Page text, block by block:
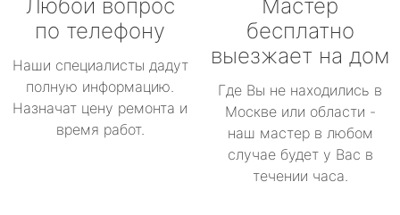
Любой вопрос
по телефону
Наши специалисты дадут
полную информацию.
Назначат цену ремонта и
время работ.
Мастер
бесплатно
выезжает на дом
Где Вы не находились в
Москве или области -
наш мастер в любом
случае будет у Вас в
течении часа.